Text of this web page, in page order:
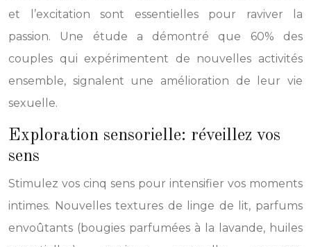
et l’excitation sont essentielles pour raviver la
passion. Une étude a démontré que 60% des
couples qui expérimentent de nouvelles activités
ensemble, signalent une amélioration de leur vie
sexuelle.
Exploration sensorielle: réveillez vos
sens
Stimulez vos cinq sens pour intensifier vos moments
intimes. Nouvelles textures de linge de lit, parfums
envoûtants (bougies parfumées à la lavande, huiles